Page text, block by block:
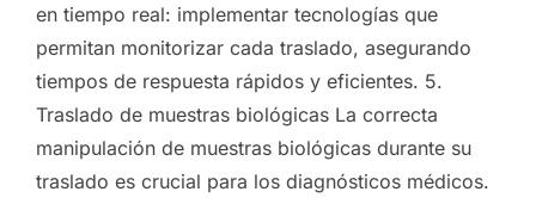
en tiempo real: implementar tecnologías que
permitan monitorizar cada traslado, asegurando
tiempos de respuesta rápidos y eficientes. 5.
Traslado de muestras biológicas La correcta
manipulación de muestras biológicas durante su
traslado es crucial para los diagnósticos médicos.